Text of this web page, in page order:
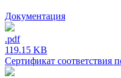
Документация
.pdf
119.15 KB
Сертификат соответствия